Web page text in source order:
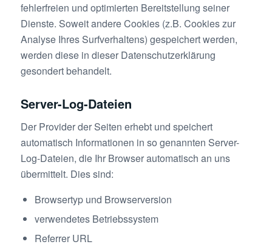
fehlerfreien und optimierten Bereitstellung seiner
Dienste. Soweit andere Cookies (z.B. Cookies zur
Analyse Ihres Surfverhaltens) gespeichert werden,
werden diese in dieser Datenschutzerklärung
gesondert behandelt.
Server-Log-Dateien
Der Provider der Seiten erhebt und speichert
automatisch Informationen in so genannten Server-
Log-Dateien, die Ihr Browser automatisch an uns
übermittelt. Dies sind:
Browsertyp und Browserversion
verwendetes Betriebssystem
Referrer URL